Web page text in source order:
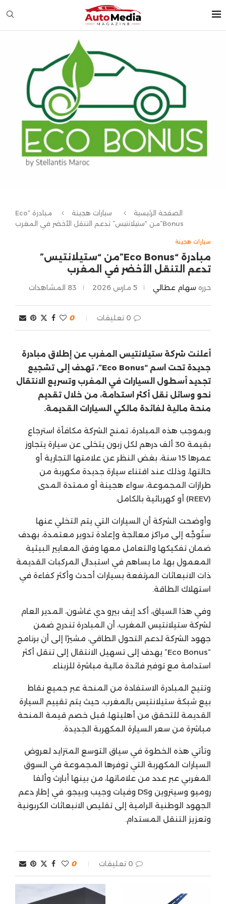
الصفحة الرئيسية سيارات هجينة
مبادرة “Eco
Bonus”من “ستيلانتيس” تدعم التنقل الأخضر في المغرب
سيارات هجينة
مبادرة “Eco Bonus”من “ستيلانتيس”
تدعم التنقل الأخضر في المغرب
حرره سهام عطالي 5 مارس 2026 83 المشاهدات
0 تعليقات 0
أعلنت شركة ستيلانتيس المغرب عن إطلاق مبادرة
جديدة تحت اسم “Eco Bonus”، تهدف إلى تشجيع
تجديد أسطول السيارات في المغرب وتسريع الانتقال
نحو وسائل نقل أكثر استدامة، من خلال تقديم
منحة مالية لفائدة مالكي السيارات القديمة.
وبموجب هذه المبادرة، تمنح الشركة مكافأة استرجاع
بقيمة 30 ألف درهم لكل زبون يتخلى عن سيارة يتجاوز
عمرها 15 سنة، بغض النظر عن علامتها التجارية أو
حالتها، وذلك عند اقتناء سيارة جديدة مكهربة من
طرازات المجموعة، سواء هجينة أو ممتدة المدى
(REEV) أو كهربائية بالكامل.
وأوضحت الشركة أن السيارات التي يتم التخلي عنها
ستُوجَّه إلى مراكز معالجة وإعادة تدوير معتمدة، بهدف
ضمان تفكيكها والتعامل معها وفق المعايير البيئية
المعمول بها، ما يساهم في استبدال المركبات القديمة
ذات الانبعاثات المرتفعة بسيارات أحدث وأكثر كفاءة في
استهلاك الطاقة.
وفي هذا السياق، أكد إيف بيرو دي غاشون، المدير العام
لشركة ستيلانتيس المغرب، أن المبادرة تندرج ضمن
جهود الشركة لدعم التحول الطاقي، مشيرًا إلى أن برنامج
“Eco Bonus” يهدف إلى تسهيل الانتقال إلى تنقل أكثر
استدامة مع توفير فائدة مالية مباشرة للزبناء.
وتتيح المبادرة الاستفادة من المنحة عبر جميع نقاط
بيع شبكة ستيلانتيس بالمغرب، حيث يتم تقييم السيارة
القديمة للتحقق من أهليتها، قبل خصم قيمة المنحة
مباشرة من سعر السيارة المكهربة الجديدة.
وتأتي هذه الخطوة في سياق التوسع المتزايد لعروض
السيارات المكهربة التي توفرها المجموعة في السوق
المغربي عبر عدد من علاماتها، من بينها أبارث وألفا
روميو وسيتروين وDS وفيات وجيب وبيجو، في إطار دعم
الجهود الوطنية الرامية إلى تقليص الانبعاثات الكربونية
وتعزيز التنقل المستدام.
0 تعليقات 0